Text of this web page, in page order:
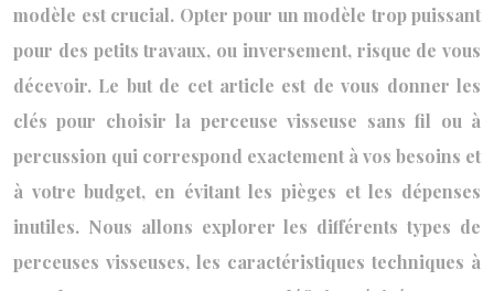
modèle est crucial. Opter pour un modèle trop puissant
pour des petits travaux, ou inversement, risque de vous
décevoir. Le but de cet article est de vous donner les
clés pour choisir la perceuse visseuse sans fil ou à
percussion qui correspond exactement à vos besoins et
à votre budget, en évitant les pièges et les dépenses
inutiles. Nous allons explorer les différents types de
perceuses visseuses, les caractéristiques techniques à